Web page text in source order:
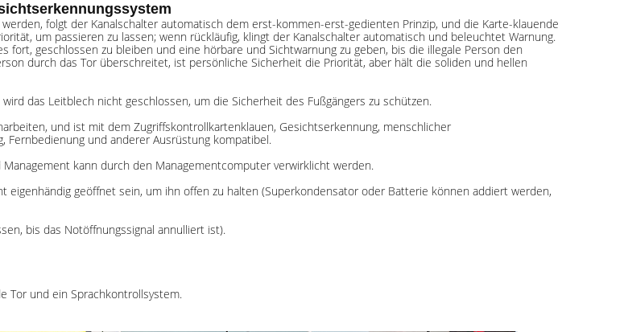
folgt der Kanalschalter automatisch dem erst-kommen-erst-gedienten Prinzip, und die Karte-klauende
um passieren zu lassen; wenn rückläufig, klingt der Kanalschalter automatisch und beleuchtet Warnung.
geschlossen zu bleiben und eine hörbare und Sichtwarnung zu geben, bis die illegale Person den
durch das Tor überschreitet, ist persönliche Sicherheit die Priorität, aber hält die soliden und hellen
das Leitblech nicht geschlossen, um die Sicherheit des Fußgängers zu schützen.
und ist mit dem Zugriffskontrollkartenklauen, Gesichtserkennung, menschlicher
Fernbedienung und anderer Ausrüstung kompatibel.
kann durch den Managementcomputer verwirklicht werden.
eigenhändig geöffnet sein, um ihn offen zu halten (Superkondensator oder Batterie können addiert werden,
bis das Notöffnungssignal annulliert ist).
Tor und ein Sprachkontrollsystem.